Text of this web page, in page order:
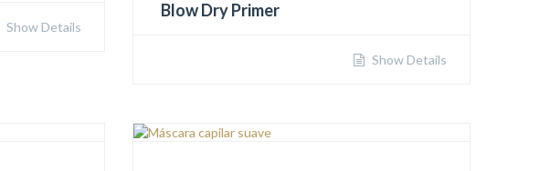
Show Details
Blow Dry Primer
Show Details